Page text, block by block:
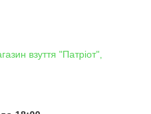
взуття "Патріот",